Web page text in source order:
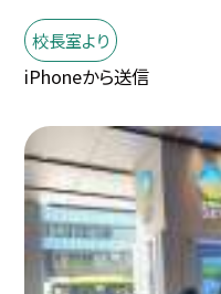
校長室より
iPhoneから送信